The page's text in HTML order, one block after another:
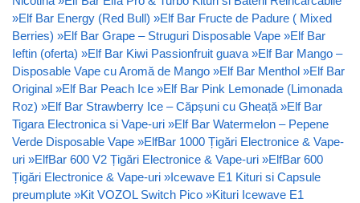
»Elf Bar Energy (Red Bull) »Elf Bar Fructe de Padure ( Mixed
Berries) »Elf Bar Grape – Struguri Disposable Vape »Elf Bar
Ieftin (oferta) »Elf Bar Kiwi Passionfruit guava »Elf Bar Mango –
Disposable Vape cu Aromă de Mango »Elf Bar Menthol »Elf Bar
Original »Elf Bar Peach Ice »Elf Bar Pink Lemonade (Limonada
Roz) »Elf Bar Strawberry Ice – Căpșuni cu Gheață »Elf Bar
Tigara Electronica si Vape-uri »Elf Bar Watermelon – Pepene
Verde Disposable Vape »ElfBar 1000 Țigări Electronice & Vape-
uri »ElfBar 600 V2 Țigări Electronice & Vape-uri »ElfBar 600
Țigări Electronice & Vape-uri »Icewave E1 Kituri si Capsule
preumplute »Kit VOZOL Switch Pico »Kituri Icewave E1